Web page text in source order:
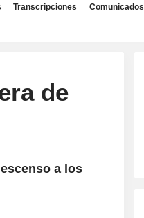
Transcripciones Comunicados
de
a los